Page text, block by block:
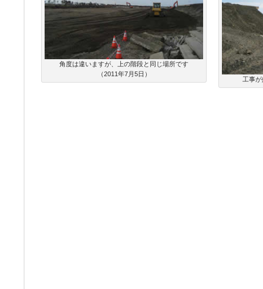
角度は違いますが、上の階段と同じ場所です
（2011年7月5日）
工事